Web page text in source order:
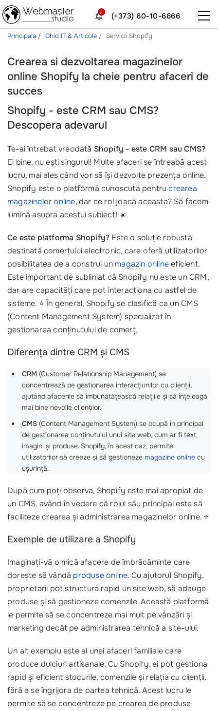
(+373) 60-10-6666
2
Principala Ghid IT & Articole Servicii Shopify
Crearea si dezvoltarea magazinelor
online Shopify la cheie pentru afaceri de
succes
Shopify - este CRM sau CMS?
Descopera adevarul
Te-ai întrebat vreodată Shopify - este CRM sau CMS?
Ei bine, nu ești singurul! Multe afaceri se întreabă acest
lucru, mai ales când vor să își dezvolte prezența online.
Shopify este o platformă cunoscută pentrucrearea
magazinelor online, dar ce rol joacă aceasta? Să facem
lumină asupra acestui subiect! ☀️
Ce este platforma Shopify? Este o soluție robustă
destinată comerțului electronic, care oferă utilizatorilor
posibilitatea de a construi un magazin onlineeficient.
Este important de subliniat că Shopify nu este un CRM,
dar are capacități care pot interacționa cu astfel de
sisteme. ⭐️ În general, Shopify se clasifică ca un CMS
(Content Management System) specializat în
gestionarea conținutului de comerț.
Diferența dintre CRM și CMS
CRM (Customer Relationship Management) se
concentrează pe gestionarea interacțiunilor cu clienții,
ajutând afacerile să îmbunătățească relațiile și să înțeleagă
mai bine nevoile clienților.
CMS (Content Management System) se ocupă în principal
de gestionarea conținutului unui site web, cum ar fi text,
imagini și produse. Shopify, în acest caz, permite
utilizatorilor să creeze și să gestioneze magazine online cu
ușurință.
După cum poți observa, Shopify este mai apropiat de
un CMS, având în vedere că rolul său principal este să
faciliteze crearea și administrarea magazinelor online. ⭐
Exemple de utilizare a Shopify
Imaginați-vă o mică afacere de îmbrăcăminte care
dorește să vândă produse online. Cu ajutorul Shopify,
proprietarii pot structura rapid un site web, să adauge
produse și să gestioneze comenzile. Această platformă
le permite să se concentreze mai mult pe vânzări și
marketing decât pe administrarea tehnică a site-ului.
Un alt exemplu este al unei afaceri familiale care
produce dulciuri artisanale. Cu Shopify, ei pot gestiona
rapid și eficient stocurile, comenzile și relația cu clienții,
fără a se îngrijora de partea tehnică. Acest lucru le
permite să se concentreze pe crearea de produse